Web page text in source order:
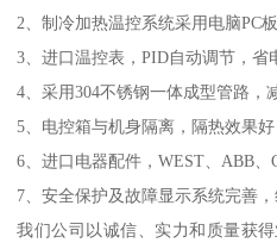
2、制冷加热温控系统采用电脑PC
3、进口温控表，PID自动调节，省
4、采用304不锈钢一体成型管路，
5、电控箱与机身隔离，隔热效果好
6、进口电器配件，WEST、ABB、
7、安全保护及故障显示系统完善，
我们公司以诚信、实力和质量获